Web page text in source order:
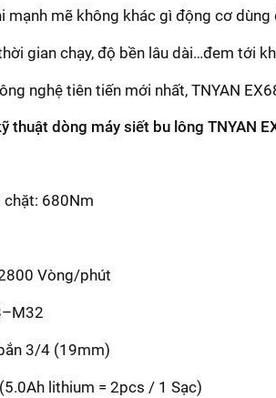
mạnh mẽ không khác gì động cơ
gian chạy, độ bền lâu dài…đem tới
nghệ tiên tiến mới nhất, TNYAN
thuật dòng máy siết bu lông TNYAN
chặt: 680Nm
Vòng/phút
3/4 (19mm)
lithium = 2pcs / 1 Sạc)